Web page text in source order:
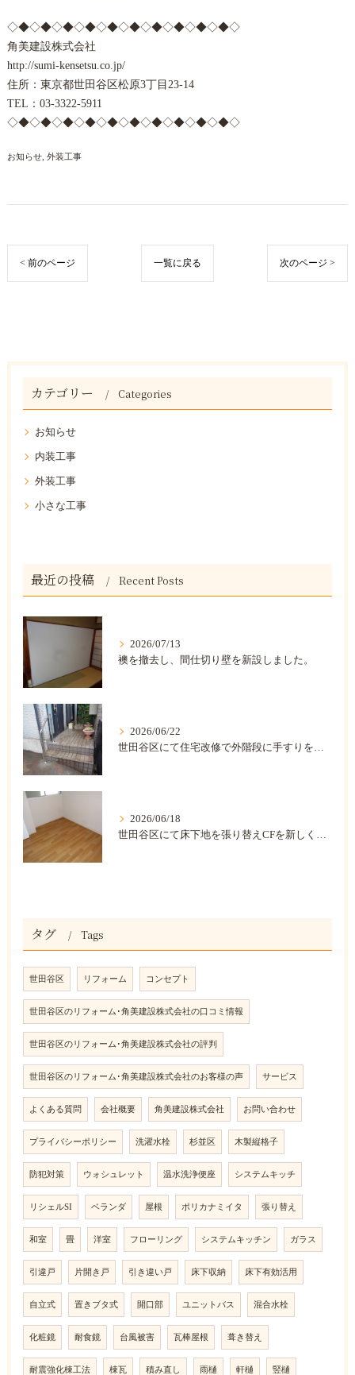
◇◆◇◆◇◆◇◆◇◆◇◆◇◆◇◆◇◆◇◆◇
角美建設株式会社
http://sumi-kensetsu.co.jp/
住所：東京都世田谷区松原3丁目23-14
TEL：03-3322-5911
◇◆◇◆◇◆◇◆◇◆◇◆◇◆◇◆◇◆◇◆◇
お知らせ 外装工事
< 前のページ 一覧に戻る 次のページ >
カテゴリー Categories
お知らせ
内装工事
外装工事
小さな工事
最近の投稿 Recent Posts
2026/07/13
襖を撤去し、間仕切り壁を新設しました。
2026/06/22
世田谷区にて住宅改修で外階段に手すりを取り付けました。
2026/06/18
世田谷区にて床下地を張り替えCFを新しくしました。
タグ Tags
世田谷区 リフォーム コンセプト
世田谷区のリフォーム･角美建設株式会社の口コミ情報
世田谷区のリフォーム･角美建設株式会社の評判
世田谷区のリフォーム･角美建設株式会社のお客様の声 サービス
よくある質問 会社概要 角美建設株式会社 お問い合わせ
プライバシーポリシー 洗濯水栓 杉並区 木製縦格子
防犯対策 ウォシュレット 温水洗浄便座 システムキッチ
リシェルSI ベランダ 屋根 ポリカナミイタ 張り替え
和室 畳 洋室 フローリング システムキッチン ガラス
引違戸 片開き戸 引き違い戸 床下収納 床下有効活用
自立式 置きブタ式 開口部 ユニットバス 混合水栓
化粧鏡 耐食鏡 台風被害 瓦棒屋根 葺き替え
耐震強化棟工法 棟瓦 積み直し 雨樋 軒樋 竪樋